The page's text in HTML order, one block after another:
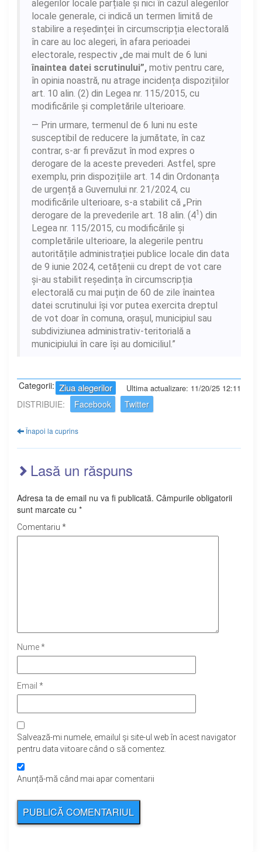
alegerilor locale parțiale și nici în cazul alegerilor
locale generale, ci indică un termen limită de
stabilire a reședinței în circumscripția electorală
în care au loc alegeri, în afara perioadei
electorale, respectiv „de mai mult de 6 luni
înaintea datei scrutinului”, motiv pentru care,
în opinia noastră, nu atrage incidența dispozițiilor
art. 10 alin. (2) din Legea nr. 115/2015, cu
modificările și completările ulterioare.
Prin urmare, termenul de 6 luni nu este
susceptibil de reducere la jumătate, în caz
contrar, s-ar fi prevăzut în mod expres o
derogare de la aceste prevederi. Astfel, spre
exemplu, prin dispozițiile art. 14 din Ordonanța
de urgență a Guvernului nr. 21/2024, cu
modificările ulterioare, s-a stabilit că „Prin
derogare de la prevederile art. 18 alin. (41 ) din
Legea nr. 115/2015, cu modificările și
completările ulterioare, la alegerile pentru
autoritățile administrației publice locale din data
de 9 iunie 2024, cetățenii cu drept de vot care
și-au stabilit reședința în circumscripția
electorală cu mai puțin de 60 de zile înaintea
datei scrutinului își vor putea exercita dreptul
de vot doar în comuna, orașul, municipiul sau
subdiviziunea administrativ-teritorială a
municipiului în care își au domiciliul.”
Ultima actualizare: 11/20/25 12:11
Ziua alegerilor
Categorii:
DISTRIBUIE:
Facebook Twitter
Înapoi la cuprins
Lasă un răspuns
Adresa ta de email nu va fi publicată. Câmpurile obligatorii
sunt marcate cu *
Comentariu *
Nume*
Email *
Salvează-mi numele, emailul și site-ul web în acest navigator
pentru data viitoare când o să comentez.
Anunță-mă când mai apar comentarii